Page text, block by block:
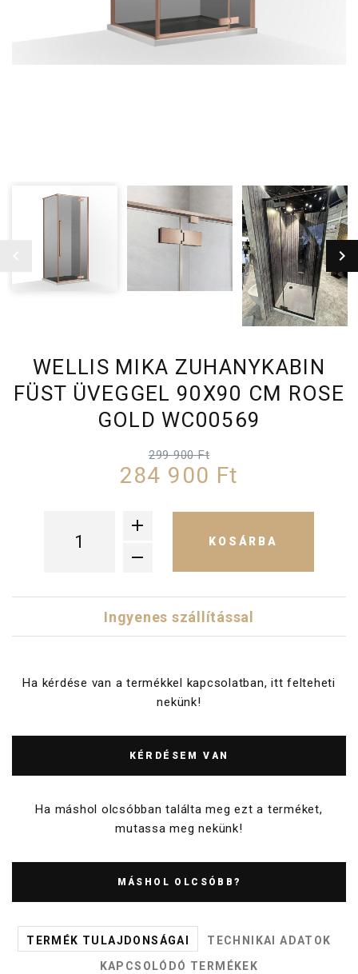
WELLIS MIKA ZUHANYKABIN
FÜST ÜVEGGEL 90X90 CM ROSE
GOLD WC00569
299 900 Ft
284 900 Ft
KOSÁRBA
Ingyenes szállítással
Ha kérdése van a termékkel kapcsolatban, itt felteheti
nekünk!
KÉRDÉSEM VAN
Ha máshol olcsóbban találta meg ezt a terméket,
mutassa meg nekünk!
MÁSHOL OLCSÓBB?
TERMÉK TULAJDONSÁGAI
TECHNIKAI ADATOK
KAPCSOLÓDÓ TERMÉKEK